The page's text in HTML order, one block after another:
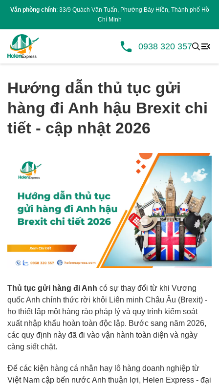
Văn phòng chính: 33/9 Quách Văn Tuấn, Phường Bảy Hiền, Thành phố Hồ
Chí Minh
0938 320 357
Hướng dẫn thủ tục gửi
hàng đi Anh hậu Brexit chi
tiết - cập nhật 2026
Thủ tục gửi hàng đi Anh có sự thay đổi từ khi Vương
quốc Anh chính thức rời khỏi Liên minh Châu Âu (Brexit) -
họ thiết lập một hàng rào pháp lý và quy trình kiểm soát
xuất nhập khẩu hoàn toàn độc lập. Bước sang năm 2026,
các quy định này đã đi vào vận hành toàn diện và ngày
càng siết chặt.
Để các kiện hàng cá nhân hay lô hàng doanh nghiệp từ
Việt Nam cập bến nước Anh thuận lợi, Helen Express - đại